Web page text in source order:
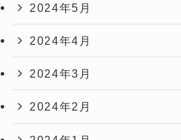
2024年5月
2024年4月
2024年3月
2024年2月